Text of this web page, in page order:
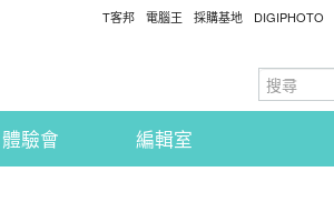
T客邦 電腦王 採購基地 DIGIPHOTO
體驗會 編輯室